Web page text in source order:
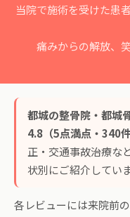
当院で施術を受けた患
痛みからの解放、
都城の整骨院・都城
4.8（5点満点・340件
正・交通事故治療な
状別にご紹介していま
各レビューには来院前